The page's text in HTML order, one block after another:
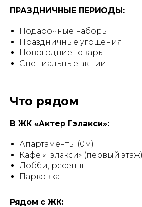
ПРАЗДНИЧНЫЕ ПЕРИОДЫ:
Подарочные наборы
Праздничные угощения
Новогодние товары
Специальные акции
Что рядом
В ЖК «Актер Гэлакси»:
Апартаменты (0м)
Кафе «Гэлакси» (первый этаж)
Лобби, ресепшн
Парковка
Рядом с ЖК: